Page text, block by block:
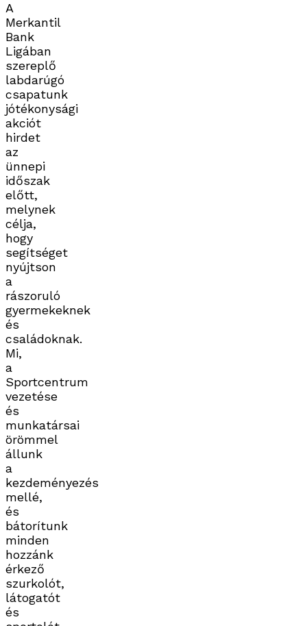
A
Merkantil
Bank
Ligában
szereplő
labdarúgó
csapatunk
jótékonysági
akciót
hirdet
az
ünnepi
időszak
előtt,
melynek
célja,
hogy
segítséget
nyújtson
a
rászoruló
gyermekeknek
és
családoknak.
Mi,
a
Sportcentrum
vezetése
és
munkatársai
örömmel
állunk
a
kezdeményezés
mellé,
és
bátorítunk
minden
hozzánk
érkező
szurkolót,
látogatót
és